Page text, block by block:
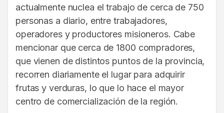
actualmente nuclea el trabajo de cerca de 750
personas a diario, entre trabajadores,
operadores y productores misioneros. Cabe
mencionar que cerca de 1800 compradores,
que vienen de distintos puntos de la provincia,
recorren diariamente el lugar para adquirir
frutas y verduras, lo que lo hace el mayor
centro de comercialización de la región.